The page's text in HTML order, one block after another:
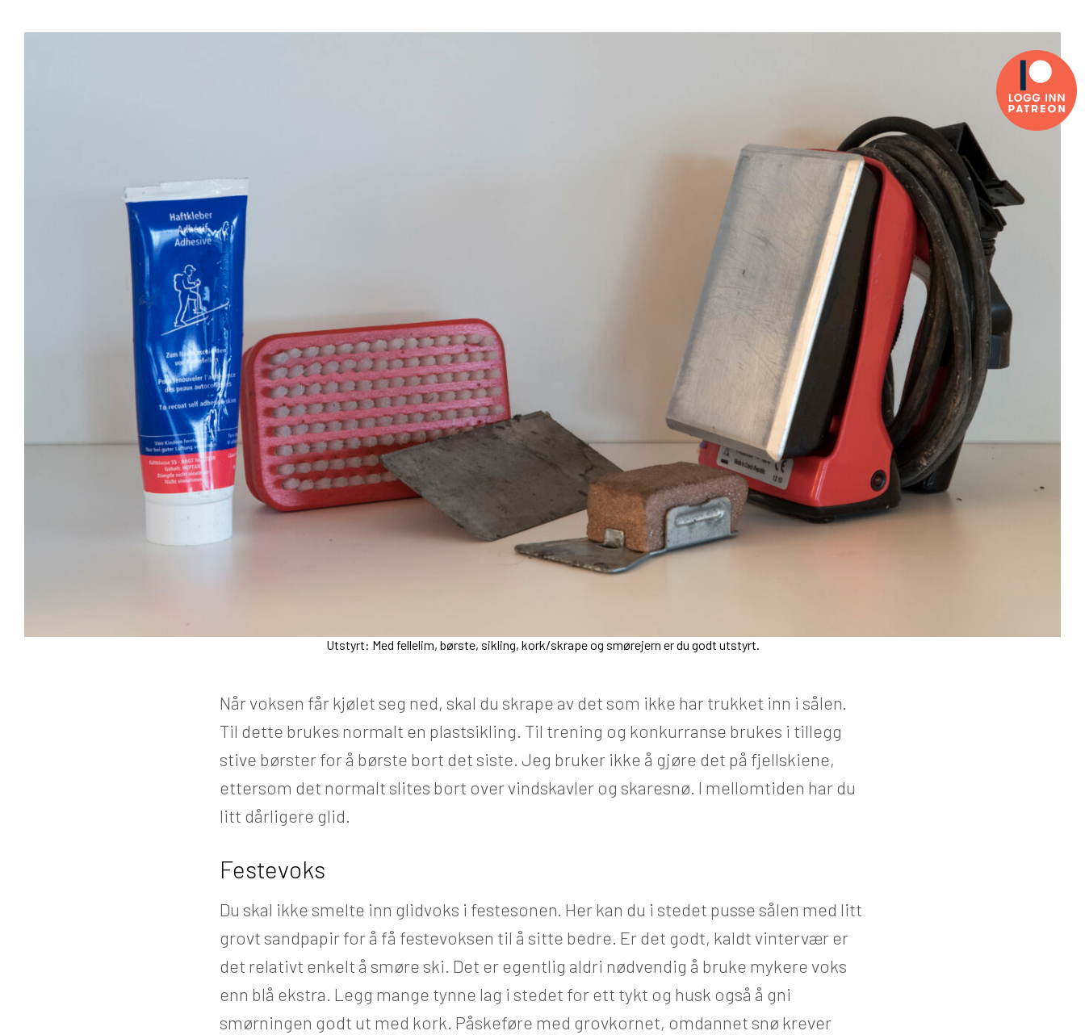
Utstyrt: Med fellelim, børste, sikling, kork/skrape og smørejern er du godt utstyrt.
Når voksen får kjølet seg ned, skal du skrape av det som ikke har trukket inn i sålen.
Til dette brukes normalt en plastsikling. Til trening og konkurranse brukes i tillegg
stive børster for å børste bort det siste. Jeg bruker ikke å gjøre det på fjellskiene,
ettersom det normalt slites bort over vindskavler og skaresnø. I mellomtiden har du
litt dårligere glid.
Festevoks
Du skal ikke smelte inn glidvoks i festesonen. Her kan du i stedet pusse sålen med litt
grovt sandpapir for å få festevoksen til å sitte bedre. Er det godt, kaldt vintervær er
det relativt enkelt å smøre ski. Det er egentlig aldri nødvendig å bruke mykere voks
enn blå ekstra. Legg mange tynne lag i stedet for ett tykt og husk også å gni
smørningen godt ut med kork. Påskeføre med grovkornet, omdannet snø krever